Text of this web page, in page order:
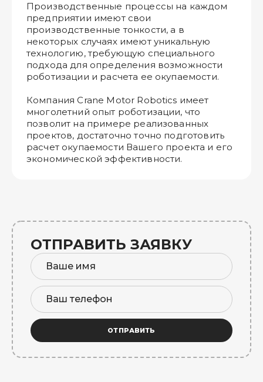
Производственные процессы на каждом
предприятии имеют свои
производственные тонкости, а в
некоторых случаях имеют уникальную
технологию, требующую специального
подхода для определения возможности
роботизации и расчета ее окупаемости.
Компания Crane Motor Robotics имеет
многолетний опыт роботизации, что
позволит на примере реализованных
проектов, достаточно точно подготовить
расчет окупаемости Вашего проекта и его
экономической эффективности.
ОТПРАВИТЬ ЗАЯВКУ
ОТПРАВИТЬ